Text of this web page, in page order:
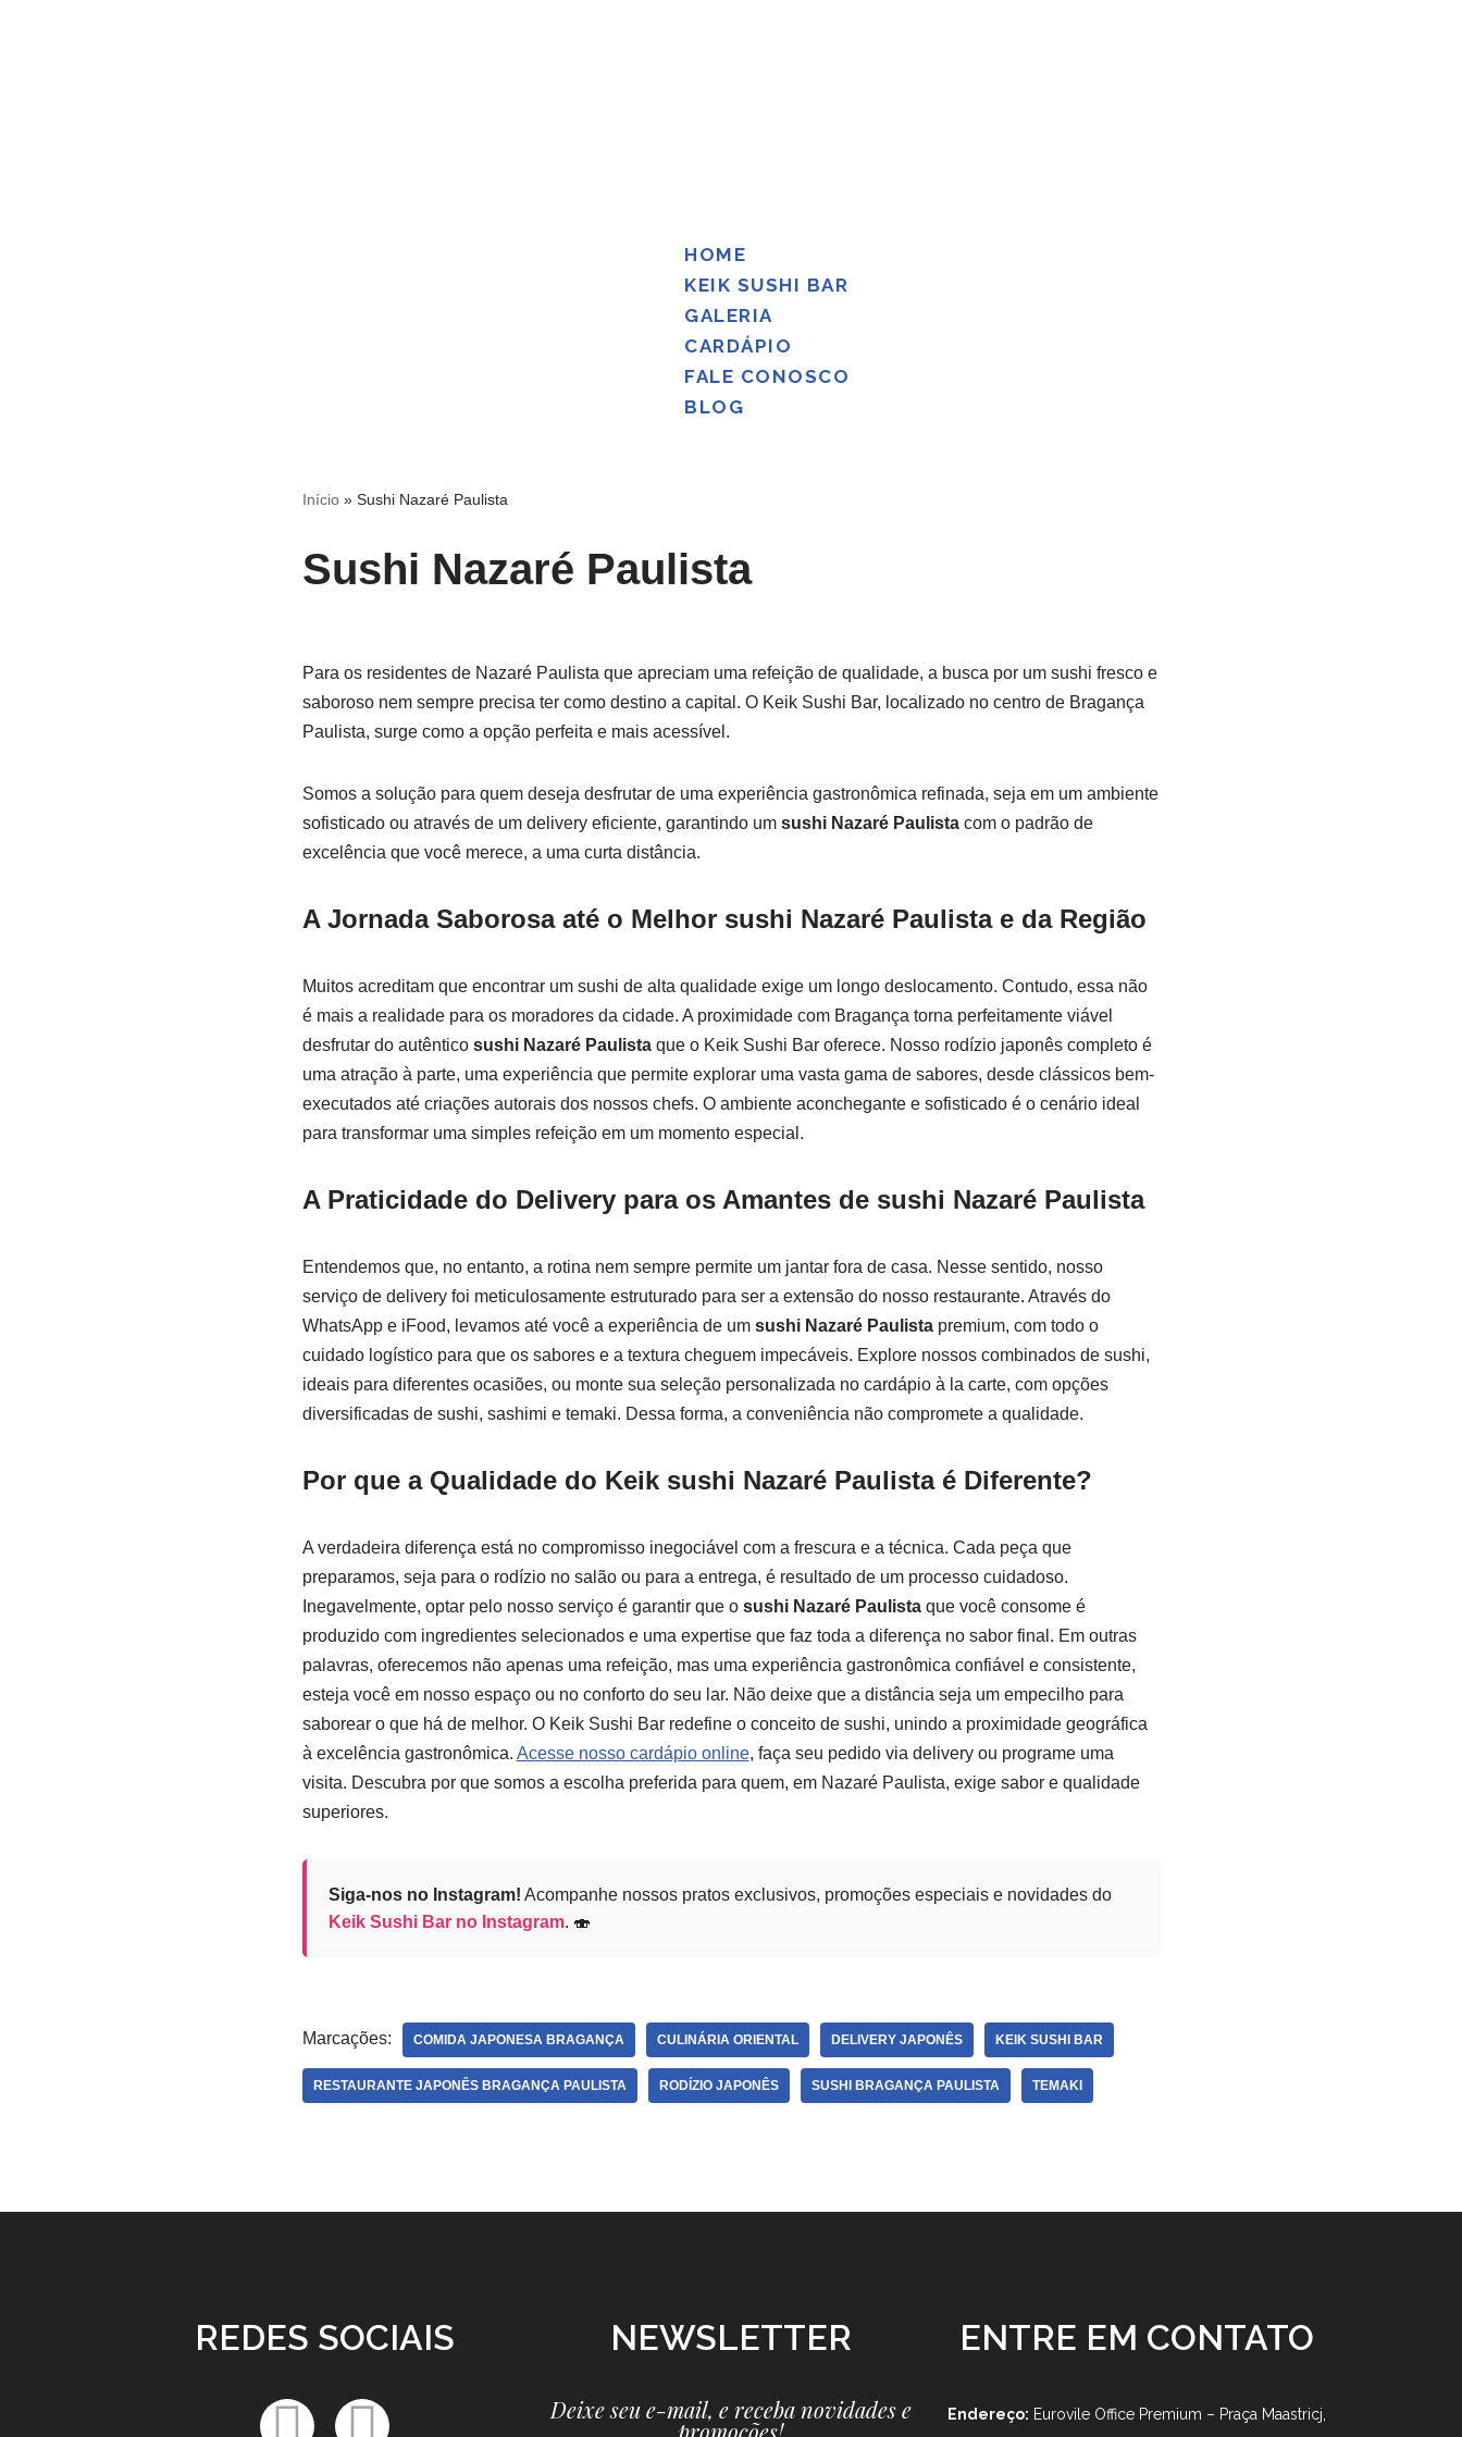
HOME
KEIK SUSHI BAR
GALERIA
CARDÁPIO
FALE CONOSCO
BLOG
Início» Sushi Nazaré Paulista
Sushi Nazaré Paulista
Para os residentes de Nazaré Paulista que apreciam uma refeição de qualidade, a busca por um sushi fresco e
saboroso nem sempre precisa ter como destino a capital. O Keik Sushi Bar, localizado no centro de Bragança
Paulista, surge como a opção perfeita e mais acessível.
Somos a solução para quem deseja desfrutar de uma experiência gastronômica refinada, seja em um ambiente
sofisticado ou através de um delivery eficiente, garantindo um sushi Nazaré Paulistacom o padrão de
excelência que você merece, a uma curta distância.
A Jornada Saborosa até o Melhor sushi Nazaré Paulista e da Região
Muitos acreditam que encontrar um sushi de alta qualidade exige um longo deslocamento. Contudo, essa não
é mais a realidade para os moradores da cidade. A proximidade com Bragança torna perfeitamente viável
desfrutar do autêntico sushi Nazaré Paulistaque o Keik Sushi Bar oferece. Nosso rodízio japonês completo é
uma atração à parte, uma experiência que permite explorar uma vasta gama de sabores, desde clássicos bem-
executados até criações autorais dos nossos chefs. O ambiente aconchegante e sofisticado é o cenário ideal
para transformar uma simples refeição em um momento especial.
A Praticidade do Delivery para os Amantes de sushi Nazaré Paulista
Entendemos que, no entanto, a rotina nem sempre permite um jantar fora de casa. Nesse sentido, nosso
serviço de delivery foi meticulosamente estruturado para ser a extensão do nosso restaurante. Através do
WhatsApp e iFood, levamos até você a experiência de um sushi Nazaré Paulistapremium, com todo o
cuidado logístico para que os sabores e a textura cheguem impecáveis. Explore nossos combinados de sushi,
ideais para diferentes ocasiões, ou monte sua seleção personalizada no cardápio à la carte, com opções
diversificadas de sushi, sashimi e temaki. Dessa forma, a conveniência não compromete a qualidade.
Por que a Qualidade do Keik sushi Nazaré Paulista é Diferente?
A verdadeira diferença está no compromisso inegociável com a frescura e a técnica. Cada peça que
preparamos, seja para o rodízio no salão ou para a entrega, é resultado de um processo cuidadoso.
Inegavelmente, optar pelo nosso serviço é garantir que o sushi Nazaré Paulistaque você consome é
produzido com ingredientes selecionados e uma expertise que faz toda a diferença no sabor final. Em outras
palavras, oferecemos não apenas uma refeição, mas uma experiência gastronômica confiável e consistente,
esteja você em nosso espaço ou no conforto do seu lar. Não deixe que a distância seja um empecilho para
saborear o que há de melhor. O Keik Sushi Bar redefine o conceito de sushi, unindo a proximidade geográfica
à excelência gastronômica. Acesse nosso cardápio online, faça seu pedido via delivery ou programe uma
visita. Descubra por que somos a escolha preferida para quem, em Nazaré Paulista, exige sabor e qualidade
superiores.
Siga-nos no Instagram! Acompanhe nossos pratos exclusivos, promoções especiais e novidades do
Keik Sushi Bar no Instagram. 🍣
Marcações: COMIDA JAPONESA BRAGANÇA CULINÁRIA ORIENTAL DELIVERY JAPONÊS KEIK SUSHI BAR
RESTAURANTE JAPONÊS BRAGANÇA PAULISTA RODÍZIO JAPONÊS SUSHI BRAGANÇA PAULISTA TEMAKI
REDES SOCIAIS NEWSLETTER
Deixe seu e-mail, e receba novidades e
promoções!
ENTRE EM CONTATO
Endereço: Eurovile Office Premium – Praça Maastricj,